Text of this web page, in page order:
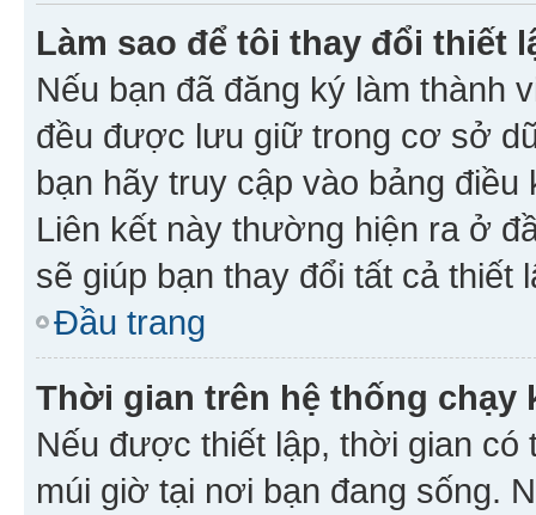
Làm sao để tôi thay đổi thiết
Nếu bạn đã đăng ký làm thành
đều được lưu giữ trong cơ sở
bạn hãy truy cập vào bảng
Liên kết này thường hiện ra ở
sẽ giúp bạn thay đổi tất cả thiết
Đầu trang
Thời gian trên hệ thống chạy
Nếu được thiết lập, thời gian
múi giờ tại nơi bạn đang sống.